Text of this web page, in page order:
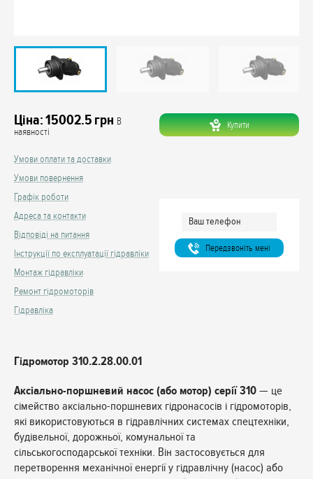
Ціна:15002.5 грн В
наявності
Купити
Умови оплати та доставки
Умови повернення
Графік роботи
Адреса та контакти
Відповіді на питання
Інструкції по експлуатації гідравліки
Монтаж гідравліки
Ремонт гідромоторів
Гідравліка
Передзвонiть менi
Гідромотор 310.2.28.00.01
Аксіально-поршневий насос (або мотор) серії 310 — це
сімейство аксіально-поршневих гідронасосів і гідромоторів,
які використовуються в гідравлічних системах спецтехніки,
будівельної, дорожньої, комунальної та
сільськогосподарської техніки. Він застосовується для
перетворення механічної енергії у гідравлічну (насос) або